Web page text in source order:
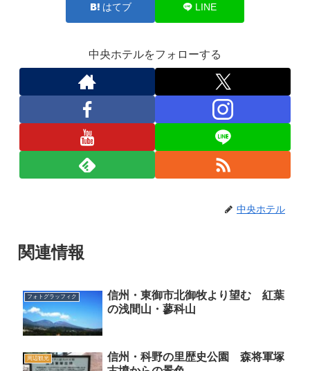
はてブ LINE
中央ホテルをフォローする
中央ホテル
関連情報
フォトグラッフィク
信州・東御市北御牧より望む 紅葉
の浅間山・蓼科山
周辺観光
信州・科野の里歴史公園 森将軍塚